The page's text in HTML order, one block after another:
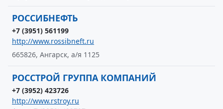
РОССИБНЕФТЬ
+7 (3951) 561199
http://www.rossibneft.ru
665826, Ангарск, а/я 1125
РОССТРОЙ ГРУППА КОМПАНИЙ
+7 (3952) 423726
http://www.rstroy.ru